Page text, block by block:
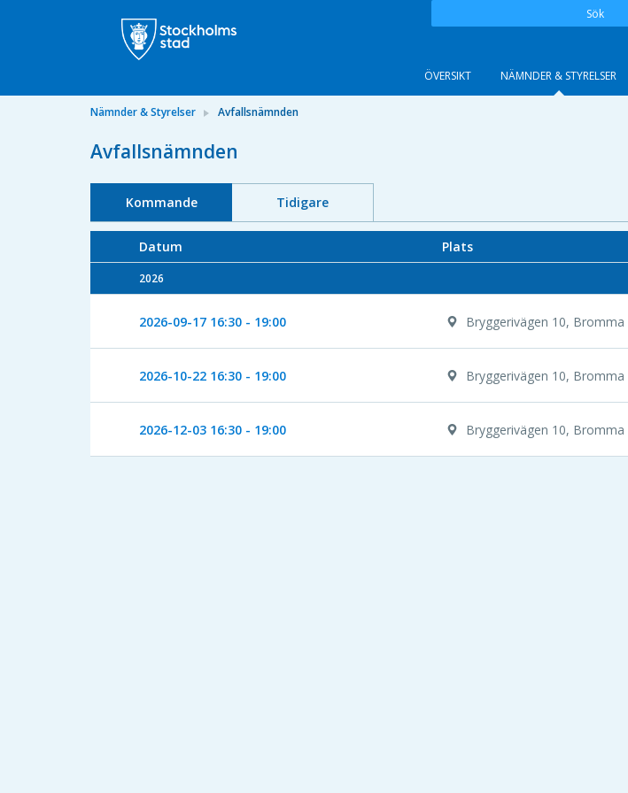
Sök
ÖVERSIKT NÄMNDER & STYRELSER
Nämnder & Styrelser Avfallsnämnden
Avfallsnämnden
Kommande Tidigare
Datum Plats
2026
2026-09-17 16:30 - 19:00 Bryggerivägen 10, Bromma
2026-10-22 16:30 - 19:00 Bryggerivägen 10, Bromma
2026-12-03 16:30 - 19:00 Bryggerivägen 10, Bromma